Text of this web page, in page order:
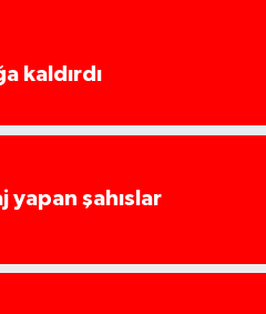
kaldırdı
yapan şahıslar